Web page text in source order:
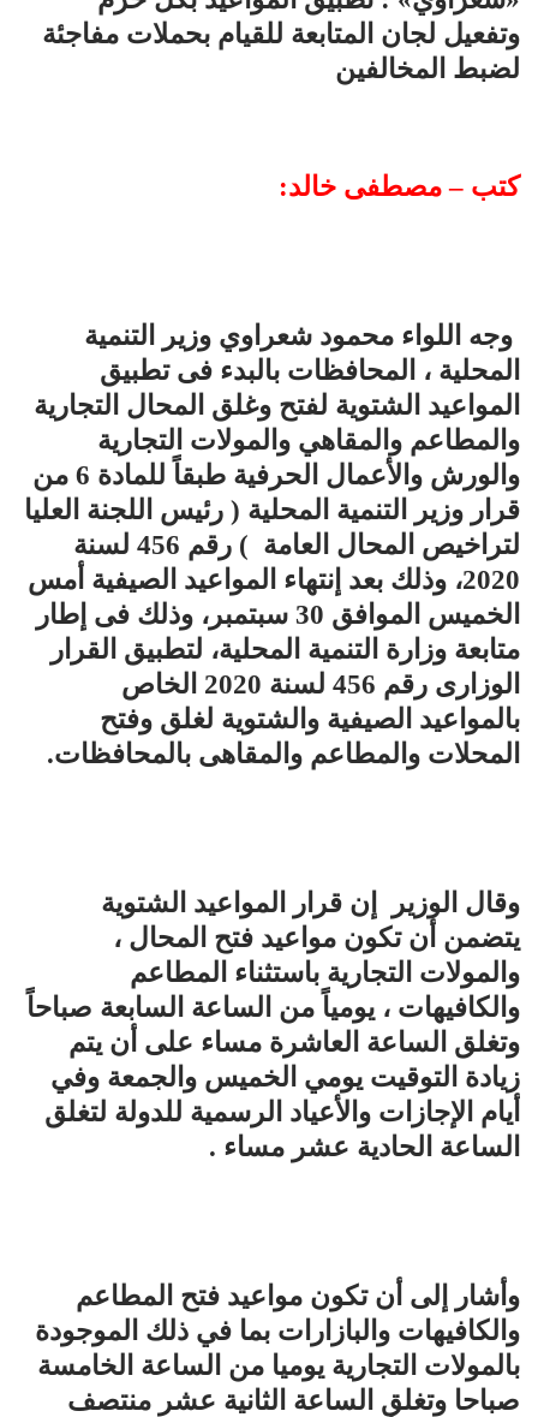
وتفعيل لجان المتابعة للقيام بحملات مفاجئة
لضبط المخالفين
كتب – مصطفى خالد:
وجه اللواء محمود شعراوي وزير التنمية
المحلية ، المحافظات بالبدء فى تطبيق
المواعيد الشتوية لفتح وغلق المحال التجارية
والمطاعم والمقاهي والمولات التجارية
والورش والأعمال الحرفية طبقاً للمادة 6 من
قرار وزير التنمية المحلية ( رئيس اللجنة العليا
لتراخيص المحال العامة ) رقم 456 لسنة
2020، وذلك بعد إنتهاء المواعيد الصيفية أمس
الخميس الموافق 30 سبتمبر، وذلك فى إطار
متابعة وزارة التنمية المحلية، لتطبيق القرار
الوزارى رقم 456 لسنة 2020 الخاص
بالمواعيد الصيفية والشتوية لغلق وفتح
المحلات والمطاعم والمقاهى بالمحافظات.
وقال الوزير إن قرار المواعيد الشتوية
يتضمن أن تكون مواعيد فتح المحال ،
والمولات التجارية باستثناء المطاعم
والكافيهات ، يومياً من الساعة السابعة صباحاً
وتغلق الساعة العاشرة مساء على أن يتم
زيادة التوقيت يومي الخميس والجمعة وفي
أيام الإجازات والأعياد الرسمية للدولة لتغلق
الساعة الحادية عشر مساء .
وأشار إلى أن تكون مواعيد فتح المطاعم
والكافيهات والبازارات بما في ذلك الموجودة
بالمولات التجارية يوميا من الساعة الخامسة
صباحا وتغلق الساعة الثانية عشر منتصف